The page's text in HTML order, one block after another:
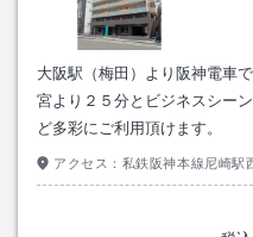
大阪駅（梅田）より阪神電車
宮より２５分とビジネスシー
ど多彩にご利用頂けます。
アクセス： 私鉄阪神本線尼崎